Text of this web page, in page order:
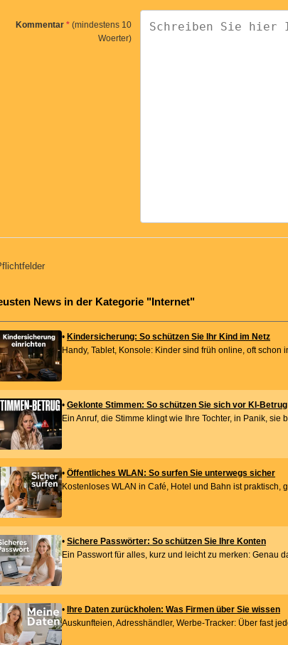
Kommentar * (mindestens 10
Woerter)
News in der Kategorie "Internet"
• Kindersicherung: So schützen Sie Ihr Kind im Netz
Handy, Tablet, Konsole: Kinder sind früh online, oft schon
• Geklonte Stimmen: So schützen Sie sich vor KI-Betrug
Ein Anruf, die Stimme klingt wie Ihre Tochter, in Panik, sie
• Öffentliches WLAN: So surfen Sie unterwegs sicher
Kostenloses WLAN in Café, Hotel und Bahn ist praktisch,
• Sichere Passwörter: So schützen Sie Ihre Konten
Ein Passwort für alles, kurz und leicht zu merken: Genau
• Ihre Daten zurückholen: Was Firmen über Sie wissen
Auskunfteien, Adresshändler, Werbe-Tracker: Über fast